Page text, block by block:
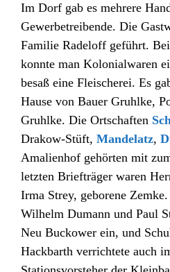
Im Dorf gab es mehrere
Gewerbetreibende. Die
Familie Radeloff geführt.
konnte man Kolonialwaren
besaß eine Fleischerei. Es
Hause von Bauer Gruhlke,
Gruhlke. Die Ortschaften
Drakow-Stüft, Mandelatz,
Amalienhof gehörten mit
letzten Briefträger waren
Irma Strey, geborene
Wilhelm Dumann und Paul
Neu Buckower ein, und
Hackbarth verrichtete auch